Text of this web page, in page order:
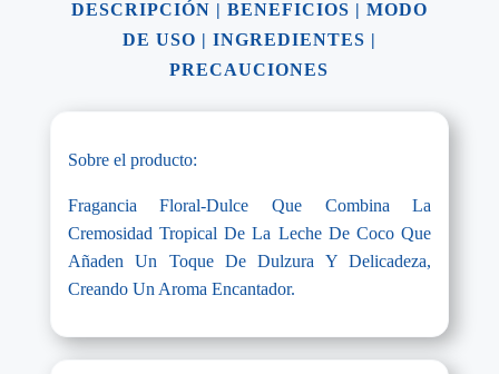
DESCRIPCIÓN | BENEFICIOS | MODO
DE USO | INGREDIENTES |
PRECAUCIONES
Sobre el producto:
Fragancia Floral-Dulce Que Combina La
Cremosidad Tropical De La Leche De Coco Que
Añaden Un Toque De Dulzura Y Delicadeza,
Creando Un Aroma Encantador.